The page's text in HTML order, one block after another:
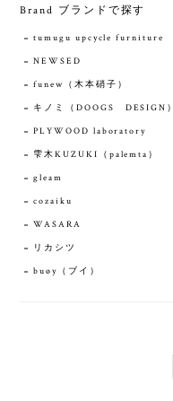
Brand ブランドで探す
tumugu upcycle furniture
NEWSED
funew（木本硝子）
キノミ（DOOGS DESIGN）
PLYWOOD laboratory
雫木KUZUKI（palemta）
gleam
cozaiku
WASARA
リカシツ
buøy（ブイ）